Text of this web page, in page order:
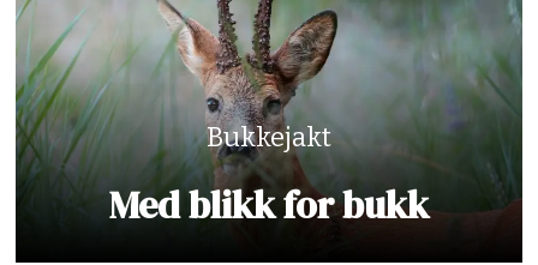
Bukkejakt
Med blikk for bukk